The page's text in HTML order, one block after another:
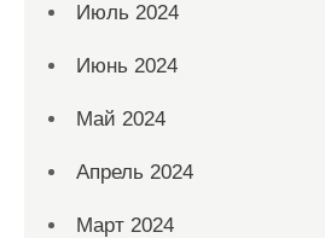
Июль 2024
Июнь 2024
Май 2024
Апрель 2024
Март 2024